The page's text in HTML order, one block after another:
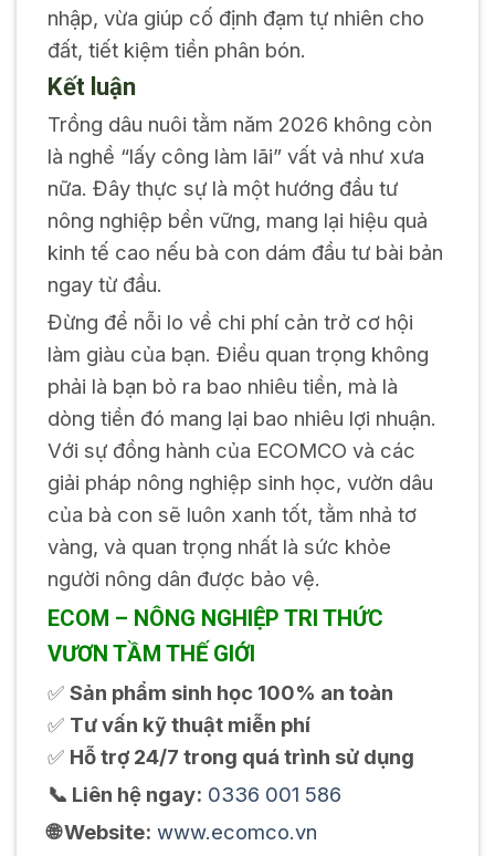
nhập, vừa giúp cố định đạm tự nhiên cho
đất, tiết kiệm tiền phân bón.
Kết luận
Trồng dâu nuôi tằm năm 2026 không còn
là nghề “lấy công làm lãi” vất vả như xưa
nữa. Đây thực sự là một hướng đầu tư
nông nghiệp bền vững, mang lại hiệu quả
kinh tế cao nếu bà con dám đầu tư bài bản
ngay từ đầu.
Đừng để nỗi lo về chi phí cản trở cơ hội
làm giàu của bạn. Điều quan trọng không
phải là bạn bỏ ra bao nhiêu tiền, mà là
dòng tiền đó mang lại bao nhiêu lợi nhuận.
Với sự đồng hành của ECOMCO và các
giải pháp nông nghiệp sinh học, vườn dâu
của bà con sẽ luôn xanh tốt, tằm nhả tơ
vàng, và quan trọng nhất là sức khỏe
người nông dân được bảo vệ.
ECOM – NÔNG NGHIỆP TRI THỨC
VƯƠN TẦM THẾ GIỚI
✅ Sản phẩm sinh học 100% an toàn
✅ Tư vấn kỹ thuật miễn phí
✅ Hỗ trợ 24/7 trong quá trình sử dụng
📞 Liên hệ ngay: 0336 001 586
🌐 Website: www.ecomco.vn